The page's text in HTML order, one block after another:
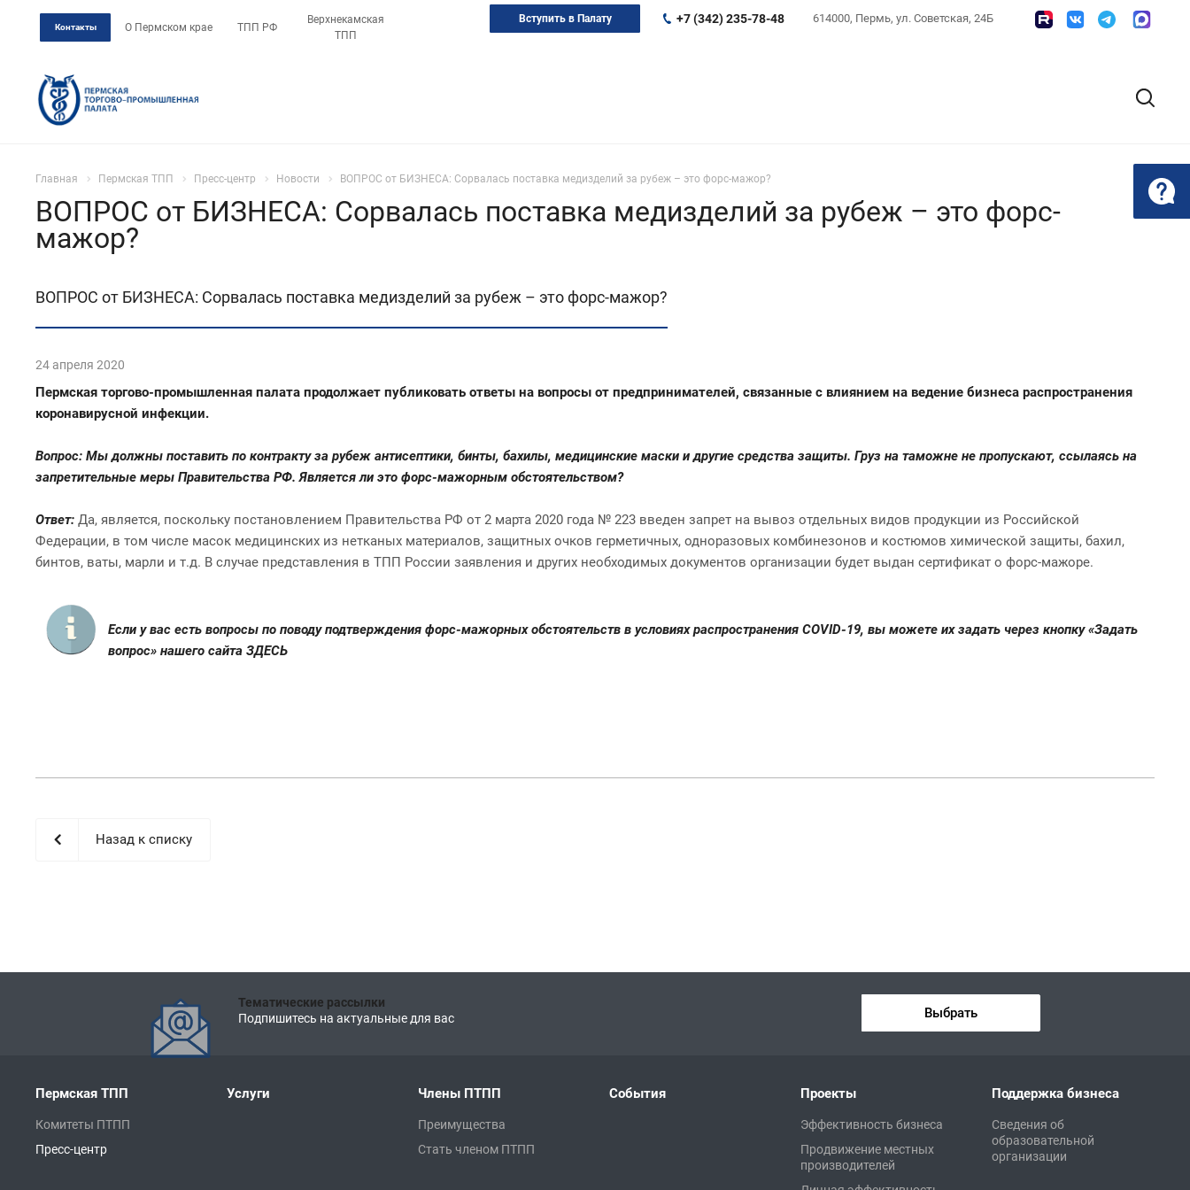
Контакты О Пермском крае ТПП РФ
Верхнекамская
ТПП
614000, Пермь, ул. Советская, 24Б
+7 (342) 235-78-48
Вступить в Палату
Главная Пермская ТПП Пресс-центр Новости ВОПРОС от БИЗНЕСА: Сорвалась поставка медизделий за рубеж – это форс-мажор?
ВОПРОС от БИЗНЕСА: Сорвалась поставка медизделий за рубеж – это форс-
мажор?
ВОПРОС от БИЗНЕСА: Сорвалась поставка медизделий за рубеж – это форс-мажор?
24 апреля 2020
Пермская торгово-промышленная палата продолжает публиковать ответы на вопросы от предпринимателей, связанные с влиянием на ведение бизнеса распространения
коронавирусной инфекции.
Вопрос: Мы должны поставить по контракту за рубеж антисептики, бинты, бахилы, медицинские маски и другие средства защиты. Груз на таможне не пропускают, ссылаясь на
запретительные меры Правительства РФ. Является ли это форс-мажорным обстоятельством?
Ответ: Да, является, поскольку постановлением Правительства РФ от 2 марта 2020 года № 223 введен запрет на вывоз отдельных видов продукции из Российской
Федерации, в том числе масок медицинских из нетканых материалов, защитных очков герметичных, одноразовых комбинезонов и костюмов химической защиты, бахил,
бинтов, ваты, марли и т.д. В случае представления в ТПП России заявления и других необходимых документов организации будет выдан сертификат о форс-мажоре.
Если у вас есть вопросы по поводу подтверждения форс-мажорных обстоятельств в условиях распространения COVID-19, вы можете их задать через кнопку «Задать
вопрос» нашего сайта ЗДЕСЬ
Назад к списку
Тематические рассылки
Подпишитесь на актуальные для вас
Выбрать
Пермская ТПП
Комитеты ПТПП
Пресс-центр
Услуги Члены ПТПП
Преимущества
Стать членом ПТПП
События Проекты
Эффективность бизнеса
Продвижение местных
производителей
Поддержка бизнеса
Сведения об
образовательной
организации